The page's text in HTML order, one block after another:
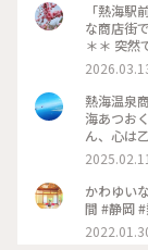
「熱海
な商店街
＊＊ 突然
3泊４日
ねとルン
イヤ🛞💦
た厳寒😂
車するこ
下の 真
ら 真冬の
たての温
ツふかふ
💕 お昼ご
ングよく
熱海温泉
海あつお
ん、心は乙
ちゃいるから気に
じゅうは
後ろから
ってしまった🤣 そこからちょっと足を伸
で見ると
で、平地
2025.02.11
かわゆいな…きみたち 温泉
間 #静岡